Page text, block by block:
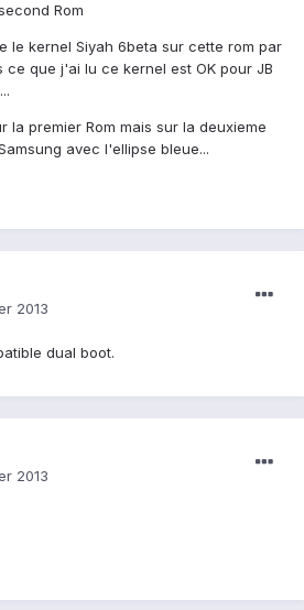
Rom
le kernel Siyah 6beta sur cette rom par
ce que j'ai lu ce kernel est OK pour JB
la premier Rom mais sur la deuxieme
avec l'ellipse bleue...
2013
dual boot.
2013